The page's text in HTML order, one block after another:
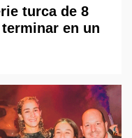
turca de 8
en un